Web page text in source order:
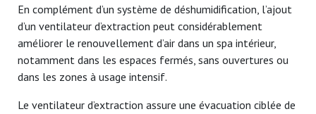
En complément d’un système de déshumidification, l’ajout
d’un ventilateur d’extraction peut considérablement
améliorer le renouvellement d’air dans un spa intérieur,
notamment dans les espaces fermés, sans ouvertures ou
dans les zones à usage intensif.
Le ventilateur d’extraction assure une évacuation ciblée de